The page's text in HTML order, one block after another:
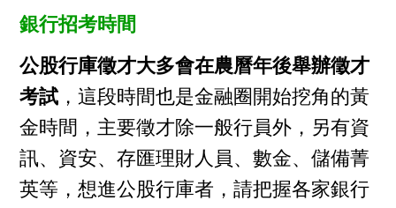
銀行招考時間
公股行庫徵才大多會在農曆年後舉辦徵才
考試 ，這段時間也是金融圈開始挖角的黃
金時間，主要徵才除一般行員外，另有資
訊、資安、存匯理財人員、數金、儲備菁
英等，想進公股行庫者，請把握各家銀行